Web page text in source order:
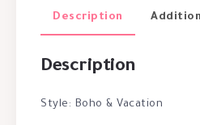
Description
Description
Style: Boho & Vacation